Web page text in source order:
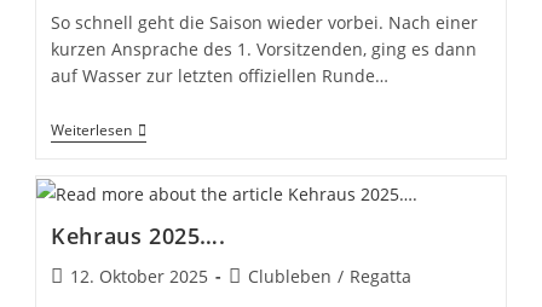
So schnell geht die Saison wieder vorbei. Nach einer
kurzen Ansprache des 1. Vorsitzenden, ging es dann
auf Wasser zur letzten offiziellen Runde…
WeiterlesenAbsegeln
2025
Kehraus 2025….
Beitrag
12. Oktober 2025
Beitrags-
Clubleben / Regatta